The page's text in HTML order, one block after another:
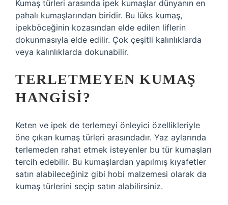
Kumaş türleri arasında ipek kumaşlar dünyanın en
pahalı kumaşlarından biridir. Bu lüks kumaş,
ipekböceğinin kozasından elde edilen liflerin
dokunmasıyla elde edilir. Çok çeşitli kalınlıklarda
veya kalınlıklarda dokunabilir.
TERLETMEYEN KUMAŞ
HANGISI?
Keten ve ipek de terlemeyi önleyici özellikleriyle
öne çıkan kumaş türleri arasındadır. Yaz aylarında
terlemeden rahat etmek isteyenler bu tür kumaşları
tercih edebilir. Bu kumaşlardan yapılmış kıyafetler
satın alabileceğiniz gibi hobi malzemesi olarak da
kumaş türlerini seçip satın alabilirsiniz.